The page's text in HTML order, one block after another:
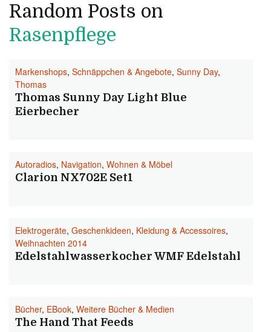
Random Posts on
Rasenpflege
Markenshops, Schnäppchen & Angebote, Sunny Day,
Thomas
Thomas Sunny Day Light Blue
Eierbecher
Autoradios, Navigation, Wohnen & Möbel
Clarion NX702E Set1
Elektrogeräte, Geschenkideen, Kleidung & Accessoires,
Weihnachten 2014
Edelstahlwasserkocher WMF Edelstahl
Bücher, EBook, Weitere Bücher & Medien
The Hand That Feeds